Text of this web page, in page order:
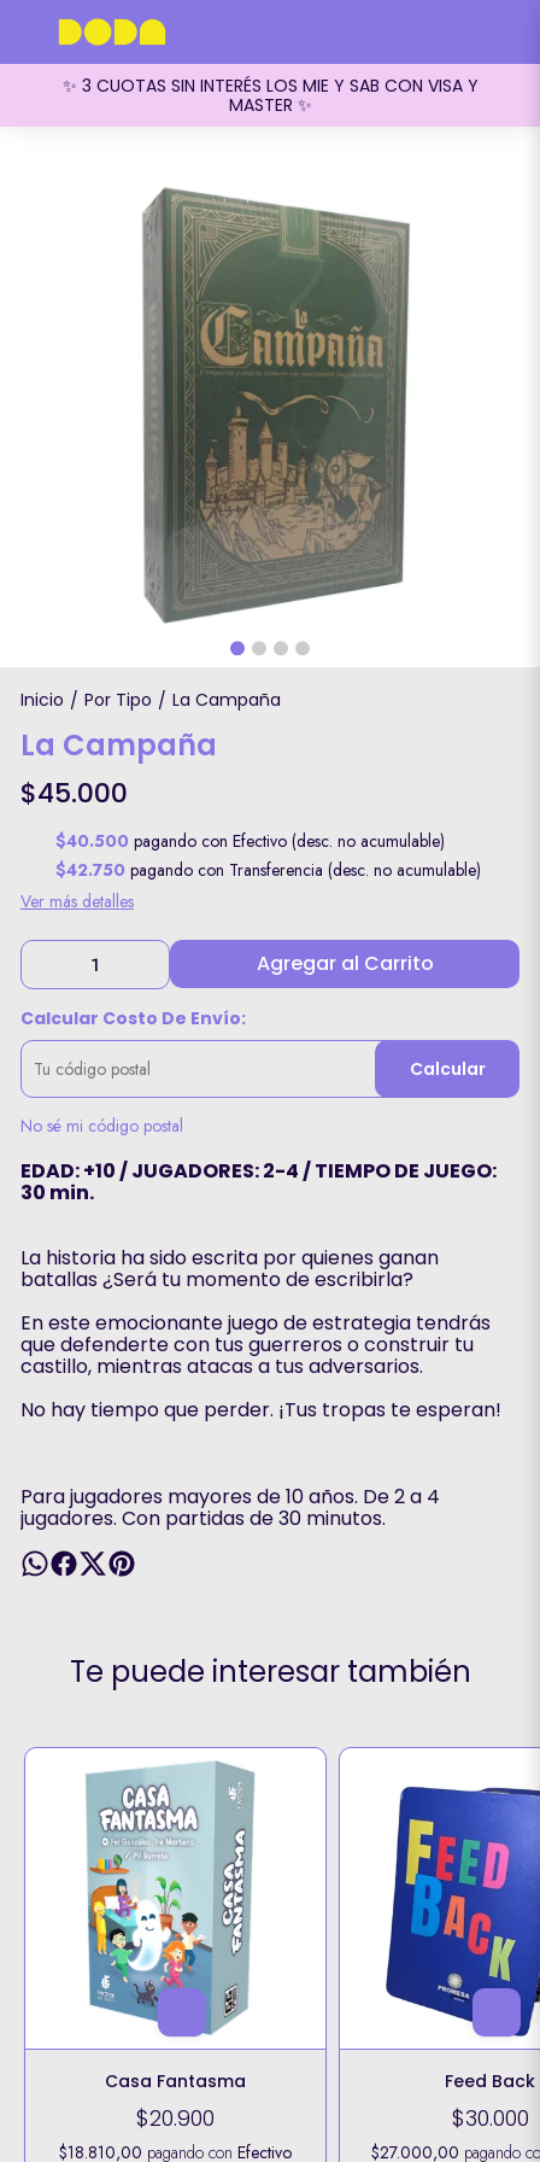
✨ 3 CUOTAS SIN INTERÉS LOS MIE Y SAB CON VISA Y
MASTER ✨
Inicio / Por Tipo / La Campaña
La Campaña
$45.000
$40.500 pagando con Efectivo (desc. no acumulable)
$42.750 pagando con Transferencia (desc. no acumulable)
Ver más detalles
Agregar al Carrito
Calcular Costo De Envío:
Calcular
No sé mi código postal
EDAD: +10 / JUGADORES: 2-4 / TIEMPO DE JUEGO:
30 min.
La historia ha sido escrita por quienes ganan
batallas ¿Será tu momento de escribirla?
En este emocionante juego de estrategia tendrás
que defenderte con tus guerreros o construir tu
castillo, mientras atacas a tus adversarios.
No hay tiempo que perder. ¡Tus tropas te esperan!
Para jugadores mayores de 10 años. De 2 a 4
jugadores. Con partidas de 30 minutos.
Te puede interesar también
Casa Fantasma
$20.900
$18.810,00 pagando conEfectivo
Feed Back
$30.000
$27.000,00 pagando